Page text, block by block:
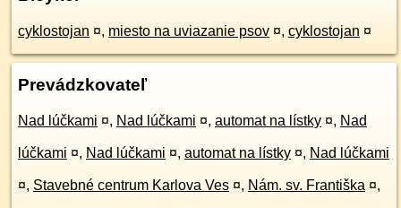
cyklostojan ¤, miesto na uviazanie psov ¤, cyklostojan ¤
Prevádzkovateľ
Nad lúčkami ¤, Nad lúčkami ¤, automat na lístky ¤, Nad
lúčkami ¤, Nad lúčkami ¤, automat na lístky ¤, Nad lúčkami
¤, Stavebné centrum Karlova Ves ¤, Nám. sv. Františka ¤,